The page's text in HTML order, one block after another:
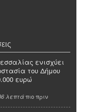
ενισχύει
του Δήμου
ευρώ
λεπτά πιο πριν